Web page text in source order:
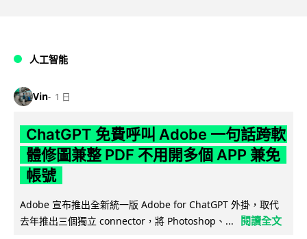
人工智能
Vin 1 日
ChatGPT 免費呼叫 Adobe 一句話跨軟
體修圖兼整 PDF 不用開多個 APP 兼免
帳號
Adobe 宣布推出全新統一版 Adobe for ChatGPT 外掛，取代
去年推出三個獨立 connector，將 Photoshop、...
閱讀全文